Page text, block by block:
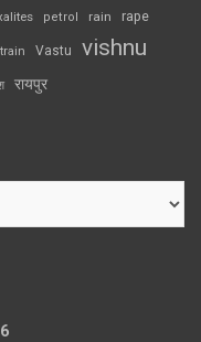
petrol rain rape
train Vastu vishnu
रायपुर